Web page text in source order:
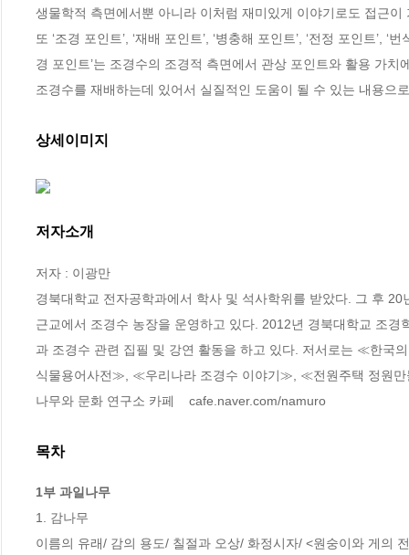
생물학적 측면에서뿐 아니라 이처럼 재미있게 이야기로도 접근
또 ‘조경 포인트’, ‘재배 포인트’, ‘병충해 포인트’, ‘전정 포인트’,
경 포인트’는 조경수의 조경적 측면에서 관상 포인트와 활용 가치
조경수를 재배하는데 있어서 실질적인 도움이 될 수 있는 내용으
상세이미지
저자소개
저자 : 이광만
경북대학교 전자공학과에서 학사 및 석사학위를 받았다. 그 후
근교에서 조경수 농장을 운영하고 있다. 2012년 경북대학교 조
과 조경수 관련 집필 및 강연 활동을 하고 있다. 저서로는 ≪한
식물용어사전≫, ≪우리나라 조경수 이야기≫, ≪전원주택 정원
나무와 문화 연구소 카페    cafe.naver.com/namuro
목차
1부 과일나무
1. 감나무
이름의 유래/ 감의 용도/ 칠절과 오상/ 화정시자/ <원숭이와 게의